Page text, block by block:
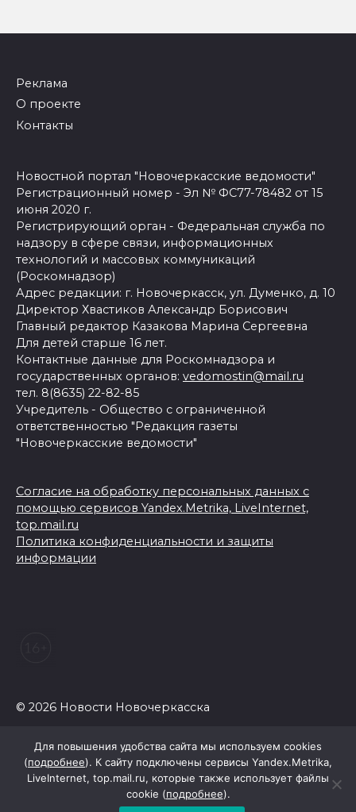
Реклама
О проекте
Контакты
Новостной портал "Новочеркасские ведомости"
Регистрационный номер - Эл № ФС77-78482 от 15
июня 2020 г.
Регистрирующий орган - Федеральная служба по
надзору в сфере связи, информационных
технологий и массовых коммуникаций
(Роскомнадзор)
Адрес редакции: г. Новочеркасск, ул. Думенко, д. 10
Директор Хвастиков Александр Борисович
Главный редактор Казакова Марина Сергеевна
Для детей старше 16 лет.
Контактные данные для Роскомнадзора и
государственных органов: vedomostin@mail.ru
тел. 8(8635) 22-82-85
Учредитель - Общество с ограниченной
ответственностью "Редакция газеты
"Новочеркасские ведомости"
Согласие на обработку персональных данных с
помощью сервисов Yandex.Metrika, LiveInternet,
top.mail.ru
Политика конфиденциальности и защиты
информации
© 2026 Новости Новочеркасска
Для повышения удобства сайта мы используем cookies
(подробнее). К сайту подключены сервисы Yandex.Metrika,
LiveInternet, top.mail.ru, которые также использует файлы
cookie (подробнее).